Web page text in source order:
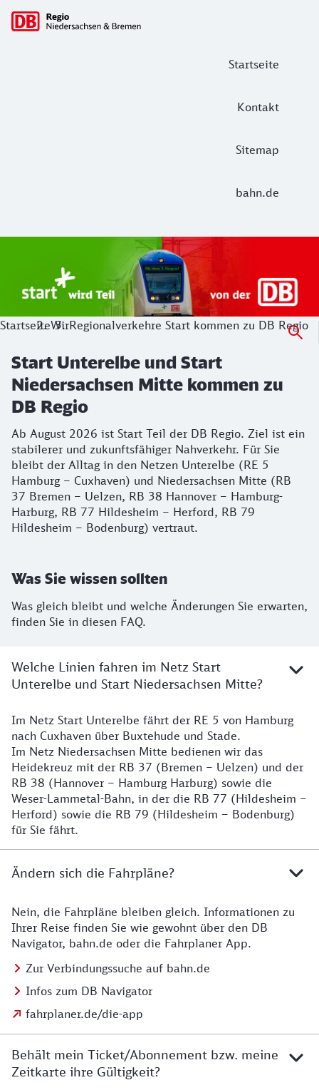
Startseite
Kontakt
Sitemap
bahn.de
Hauptnavigation
Start Unterelbe und Start
Ab August 2026 ist Start Teil der DB Regio. Ziel ist ein
StartseiteWirRegionalverkehre Start kommen zu DB Regio
Start Unterelbe und Start
Niedersachsen Mitte kommen zu
DB Regio
Ab August 2026 ist Start Teil der DB Regio. Ziel ist ein
stabilerer und zukunftsfähiger Nahverkehr. Für Sie
bleibt der Alltag in den Netzen Unterelbe (RE 5
Hamburg – Cuxhaven) und Niedersachsen Mitte (RB
37 Bremen – Uelzen, RB 38 Hannover – Hamburg-
Harburg, RB 77 Hildesheim – Herford, RB 79
Hildesheim – Bodenburg) vertraut.
Was Sie wissen sollten
Was gleich bleibt und welche Änderungen Sie erwarten,
finden Sie in diesen FAQ.
Welche Linien fahren im Netz Start
Unterelbe und Start Niedersachsen Mitte?
Details
Im Netz Start Unterelbe fährt der RE 5 von Hamburg
nach Cuxhaven über Buxtehude und Stade.
Im Netz Niedersachsen Mitte bedienen wir das
Heidekreuz mit der RB 37 (Bremen – Uelzen) und der
RB 38 (Hannover – Hamburg Harburg) sowie die
Weser-Lammetal-Bahn, in der die RB 77 (Hildesheim –
Herford) sowie die RB 79 (Hildesheim – Bodenburg)
für Sie fährt.
Ändern sich die Fahrpläne?
Details zu den Fahrplänen
Nein, die Fahrpläne bleiben gleich. Informationen zu
Ihrer Reise finden Sie wie gewohnt über den DB
Navigator, bahn.de oder die Fahrplaner App.
Zur Verbindungssuche auf bahn.de
Infos zum DB Navigator
fahrplaner.de/die-app
Behält mein Ticket/Abonnement bzw. meine
Zeitkarte ihre Gültigkeit?